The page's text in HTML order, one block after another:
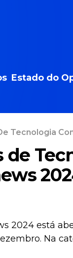
Estado do
Tecnologia
2024 está
Na